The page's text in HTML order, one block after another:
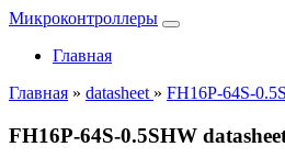
Микроконтроллеры
Главная
Главная » datasheet » FH16P-64S-
FH16P-64S-0.5SHW